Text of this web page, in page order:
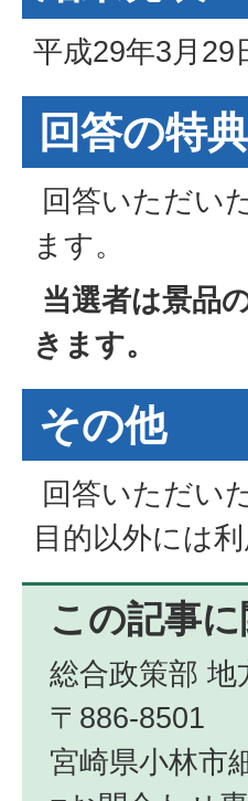
平成29年3月29
回答の特
回答いただい
ます。
当選者は景品
きます。
その他
回答いただい
目的以外には
この記事
総合政策部
〒886-8501
宮崎県小林市